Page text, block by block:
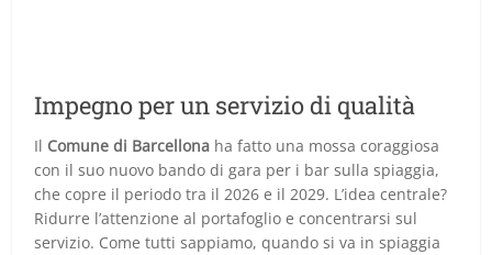
Impegno per un servizio di qualità
Il Comune di Barcellona ha fatto una mossa coraggiosa
con il suo nuovo bando di gara per i bar sulla spiaggia,
che copre il periodo tra il 2026 e il 2029. L’idea centrale?
Ridurre l’attenzione al portafoglio e concentrarsi sul
servizio. Come tutti sappiamo, quando si va in spiaggia